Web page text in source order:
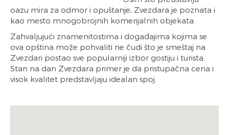
oazu mira za odmor i opuštanje, Zvezdara je poznata i
kao mesto mnogobrojnih komerijalnih objekata.
Zahvaljujući znamenitostima i događajima kojima se
ova opština može pohvaliti ne čudi što je smeštaj na
Zvezdari postao sve popularniji izbor gostiju i turista.
Stan na dan Zvezdara primer je da pristupačna cena i
visok kvalitet predstavljaju idealan spoj.